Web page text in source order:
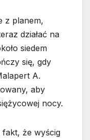
z planem,
działać na
siedem
się, gdy
A.
aby
nocy.
że wyścig